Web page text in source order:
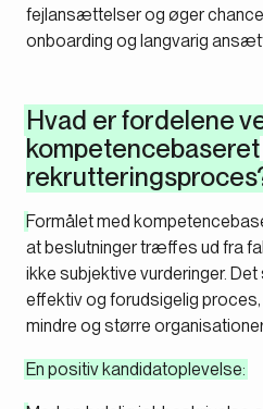
fejlansættelser og øger
onboarding og langvarig
Hvad er fordelene
kompetencebaseret
Formålet med
at beslutninger træffes ud fra
ikke subjektive vurderinger.
effektiv og forudsigelig
mindre og større
En positiv kandidatoplevelse: